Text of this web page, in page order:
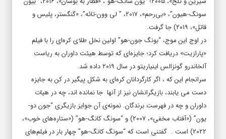
سونگ-هیون”، «بی‌رحم»، ۲۰۱۷، ” لی وون-تائه”، «گنگستر، پلیس و
قاتل»، ۲۰۱۹) جا گرفت.
در اوج این موج، “بونگ جون-هو” اولین نخل طلای کره‌ای را با فیلم
«پارازیت» دریافت کرد؛ جایزه‌ای که توسط هیئت داوران به ریاست
آلخاندرو گونزالس اینیاریتو در سال ۲۰۱۹ داده شد.
سرانجام این که ، اگر کارگردانان کره‌ای به شکل پیگیر در کن به جایزه
دست می یابند، بازیگرانشان نیز از آنها جا نمانده اند، چه در هیات
داوران و چه در فهرست برندگان. نمونه‌ی آن جوایز بازیگری “جون دو-
یون” («آفتاب مخفی»، ۲۰۰۷) و “سونگ کانگ-هو” («ستاره‌های خوب»،
۲۰۲۲) است . گفتنی است که “سونگ کانگ-هو” چهار بار در فیلم‌های